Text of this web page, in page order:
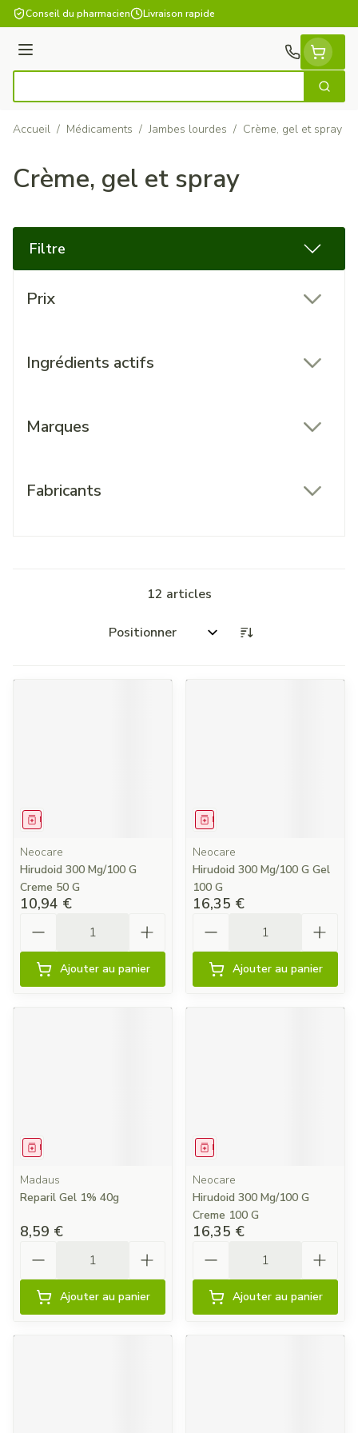
Aller au contenu
Conseil du pharmacien Livraison rapide
Menu
Accueil / Médicaments / Jambes lourdes / Crème, gel et spray
Crème, gel et spray
Filtre
Prix
Ingrédients actifs
Marques
Fabricants
12 articles
Trier par:
Médicament
Neocare
Hirudoid 300 Mg/100 G
Creme 50 G
10,94 €
Ajouter au panier
Médicament
Neocare
Hirudoid 300 Mg/100 G Gel
100 G
16,35 €
Ajouter au panier
Médicament
Madaus
Reparil Gel 1% 40g
8,59 €
Ajouter au panier
Médicament
Neocare
Hirudoid 300 Mg/100 G
Creme 100 G
16,35 €
Ajouter au panier